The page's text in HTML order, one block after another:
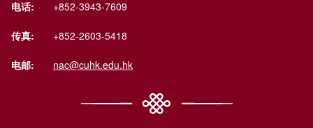
电话: +852-3943-7609
传真: +852-2603-5418
电邮: nac@cuhk.edu.hk